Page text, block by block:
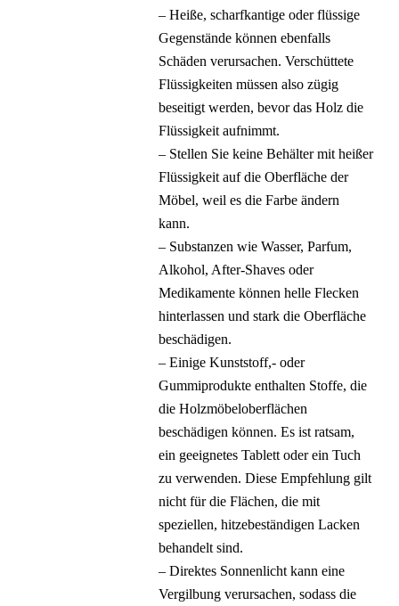
– Heiße, scharfkantige oder flüssige
Gegenstände können ebenfalls
Schäden verursachen. Verschüttete
Flüssigkeiten müssen also zügig
beseitigt werden, bevor das Holz die
Flüssigkeit aufnimmt.
– Stellen Sie keine Behälter mit heißer
Flüssigkeit auf die Oberfläche der
Möbel, weil es die Farbe ändern
kann.
– Substanzen wie Wasser, Parfum,
Alkohol, After-Shaves oder
Medikamente können helle Flecken
hinterlassen und stark die Oberfläche
beschädigen.
– Einige Kunststoff,- oder
Gummiprodukte enthalten Stoffe, die
die Holzmöbeloberflächen
beschädigen können. Es ist ratsam,
ein geeignetes Tablett oder ein Tuch
zu verwenden. Diese Empfehlung gilt
nicht für die Flächen, die mit
speziellen, hitzebeständigen Lacken
behandelt sind.
– Direktes Sonnenlicht kann eine
Vergilbung verursachen, sodass die